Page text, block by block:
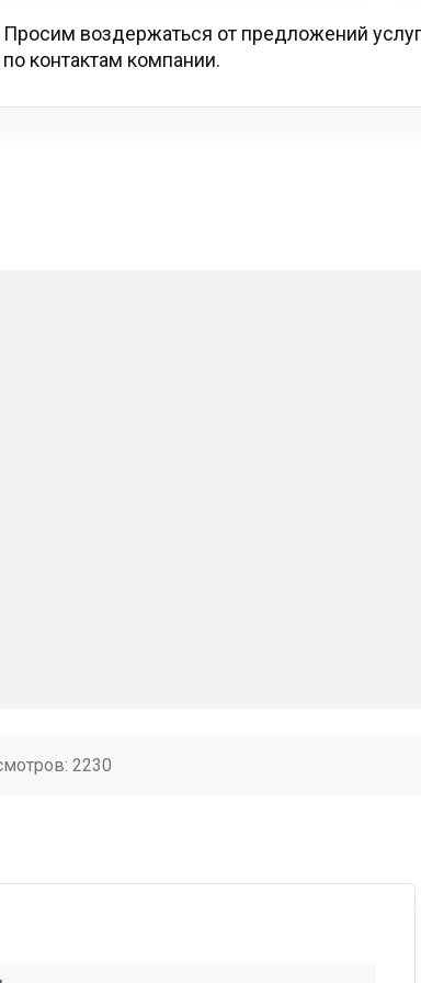
Просим воздержаться от предложений
по контактам компании.
2230